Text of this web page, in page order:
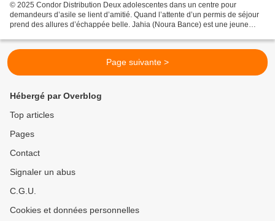
© 2025 Condor Distribution Deux adolescentes dans un centre pour
demandeurs d’asile se lient d’amitié. Quand l’attente d’un permis de séjour
prend des allures d’échappée belle. Jahia (Noura Bance) est une jeune
Page suivante >
Hébergé par Overblog
Top articles
Pages
Contact
Signaler un abus
C.G.U.
Cookies et données personnelles